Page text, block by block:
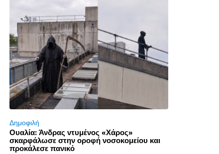
Δημοφιλή
Ουαλία: Άνδρας ντυμένος «Χάρος»
σκαρφάλωσε στην οροφή νοσοκομείου και
προκάλεσε πανικό